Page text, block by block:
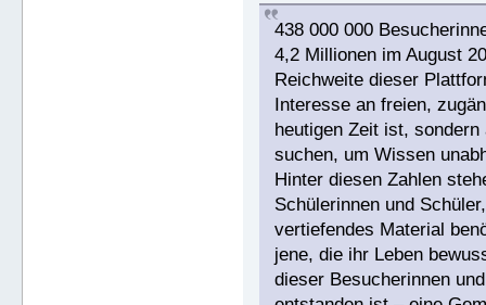
438 000 000
4,2 Millionen im August
Reichweite dieser
Interesse an freien,
heutigen Zeit ist,
suchen, um Wissen
Hinter diesen Zahlen
Schülerinnen und
vertiefendes Material
jene, die ihr Leben
dieser Besucherinnen